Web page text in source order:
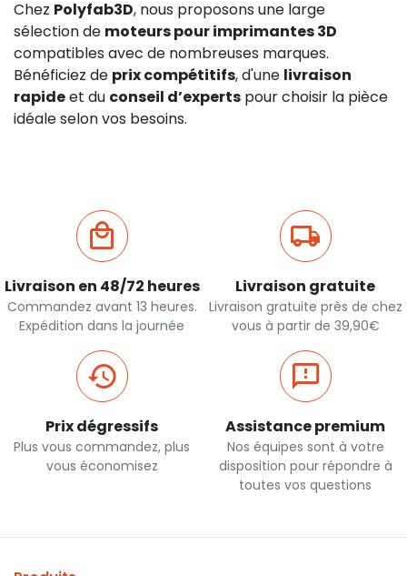
Chez Polyfab3D, nous proposons une large
sélection de moteurs pour imprimantes 3D
compatibles avec de nombreuses marques.
Bénéficiez de prix compétitifs, d'une livraison
rapideet du conseil d’experts pour choisir la pièce
idéale selon vos besoins.
Livraison en 48/72 heures
Commandez avant 13 heures.
Expédition dans la journée
Livraison gratuite
Livraison gratuite près de chez
vous à partir de 39,90€
Prix dégressifs
Plus vous commandez, plus
vous économisez
Assistance premium
Nos équipes sont à votre
disposition pour répondre à
toutes vos questions